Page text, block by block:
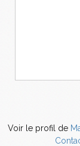
Voir le profil de